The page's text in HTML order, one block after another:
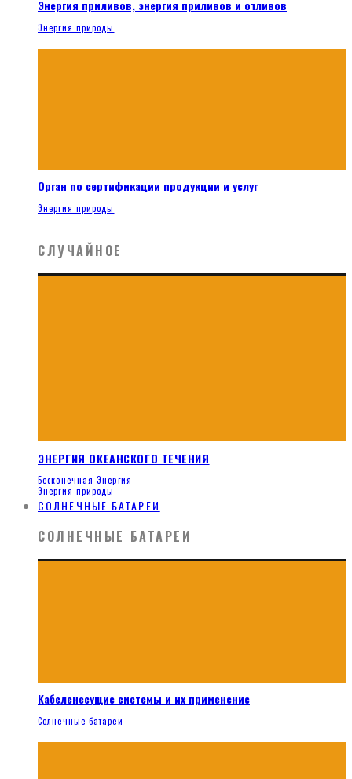
Энергия приливов, энергия приливов и отливов
Энергия природы
Орган по сертификации продукции и услуг
Энергия природы
СЛУЧАЙНОЕ
ЭНЕРГИЯ ОКЕАНСКОГО ТЕЧЕНИЯ
Бесконечная Энергия
Энергия природы
СОЛНЕЧНЫЕ БАТАРЕИ
СОЛНЕЧНЫЕ БАТАРЕИ
Кабеленесущие системы и их применение
Солнечные батареи